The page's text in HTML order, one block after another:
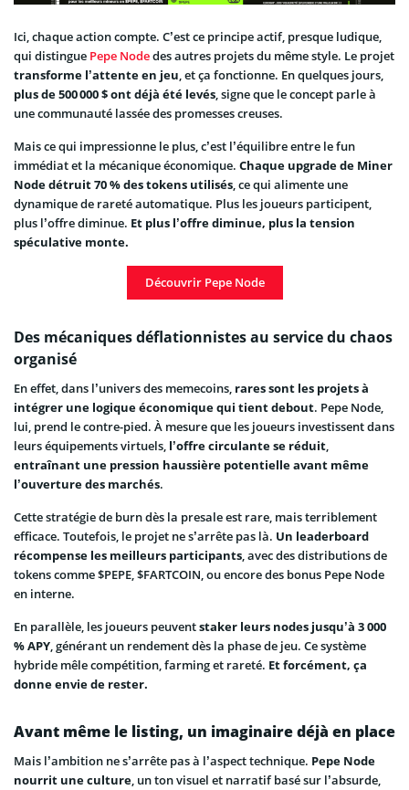
Ici, chaque action compte. C’est ce principe actif, presque ludique,
qui distingue Pepe Nodedes autres projets du même style. Le projet
transforme l’attente en jeu, et ça fonctionne. En quelques jours,
plus de 500 000 $ ont déjà été levés, signe que le concept parle à
une communauté lassée des promesses creuses.
Mais ce qui impressionne le plus, c’est l’équilibre entre le fun
immédiat et la mécanique économique. Chaque upgrade de Miner
Node détruit 70 % des tokens utilisés, ce qui alimente une
dynamique de rareté automatique. Plus les joueurs participent,
plus l’offre diminue. Et plus l’offre diminue, plus la tension
spéculative monte.
Découvrir Pepe Node
Des mécaniques déflationnistes au service du chaos
organisé
En effet, dans l’univers des memecoins, rares sont les projets à
intégrer une logique économique qui tient debout. Pepe Node,
lui, prend le contre-pied. À mesure que les joueurs investissent dans
leurs équipements virtuels, l’offre circulante se réduit,
entraînant une pression haussière potentielle avant même
l’ouverture des marchés.
Cette stratégie de burn dès la presale est rare, mais terriblement
efficace. Toutefois, le projet ne s’arrête pas là. Un leaderboard
récompense les meilleurs participants, avec des distributions de
tokens comme $PEPE, $FARTCOIN, ou encore des bonus Pepe Node
en interne.
En parallèle, les joueurs peuventstaker leurs nodes jusqu’à 3 000
% APY, générant un rendement dès la phase de jeu. Ce système
hybride mêle compétition, farming et rareté. Et forcément, ça
donne envie de rester.
Avant même le listing, un imaginaire déjà en place
Mais l’ambition ne s’arrête pas à l’aspect technique. Pepe Node
nourrit une culture, un ton visuel et narratif basé sur l’absurde,